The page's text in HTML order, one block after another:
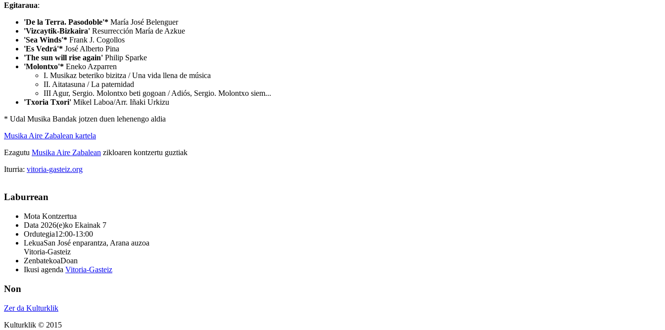
Egitaraua:
'De la Terra. Pasodoble'* María José Belenguer
'Vizcaytik-Bizkaira' Resurrección María de Azkue
'Sea Winds'* Frank J. Cogollos
'Es Vedrá'* José Alberto Pina
'The sun will rise again' Philip Sparke
'Molontxo'* Eneko Azparren
I. Musikaz beteriko bizitza / Una vida llena de música
II. Aitatasuna / La paternidad
III Agur, Sergio. Molontxo beti gogoan / Adiós, Sergio. Molontxo siem...
'Txoria Txori' Mikel Laboa/Arr. Iñaki Urkizu
* Udal Musika Bandak jotzen duen lehenengo aldia
Musika Aire Zabalean kartela
Ezagutu Musika Aire Zabalean zikloaren kontzertu guztiak
Iturria: vitoria-gasteiz.org
Laburrean
Mota Kontzertua
Data 2026(e)ko Ekainak 7
Ordutegia12:00-13:00
LekuaSan José enparantza, Arana auzoa
Vitoria-Gasteiz
ZenbatekoaDoan
Ikusi agenda Vitoria-Gasteiz
Non
Zer da Kulturklik
Kulturklik © 2015